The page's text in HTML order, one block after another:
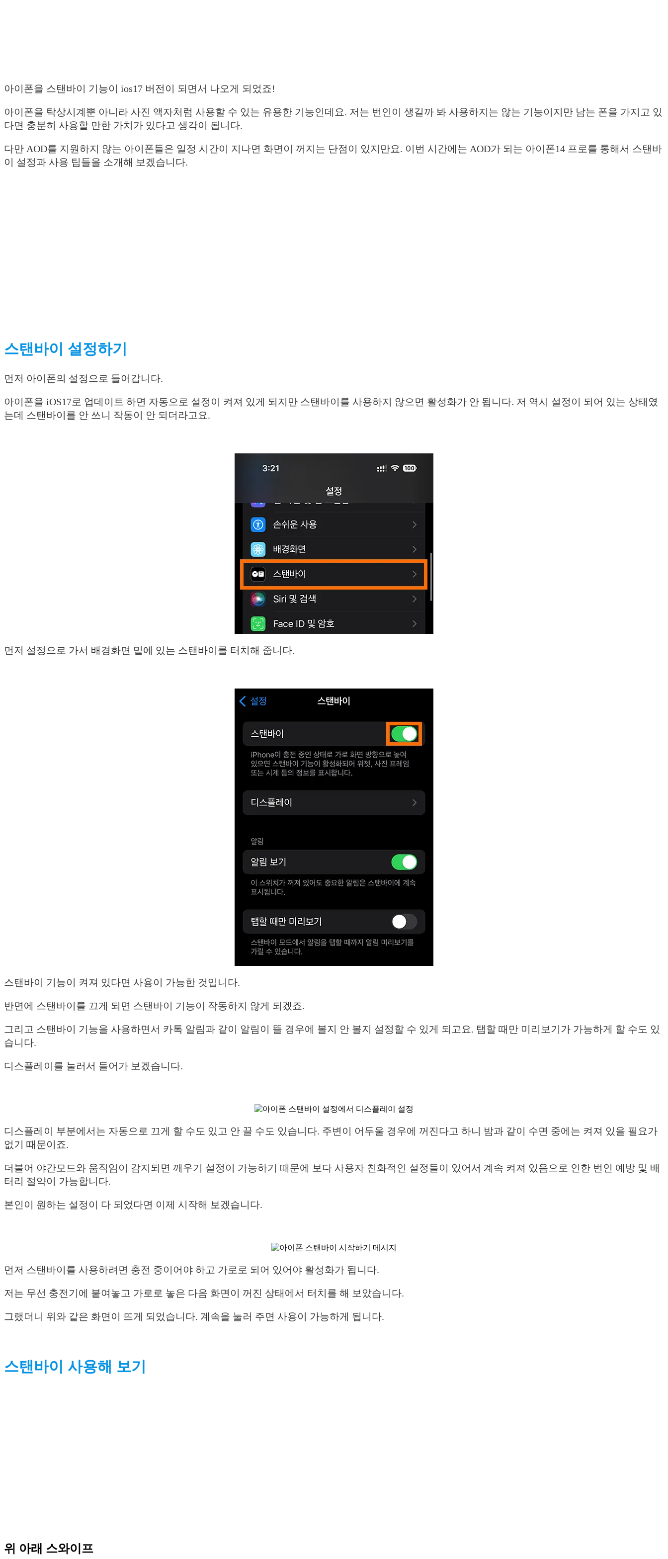
아이폰을 스탠바이 기능이 ios17 버전이 되면서 나오게 되었죠!
아이폰을 탁상시계뿐 아니라 사진 액자처럼 사용할 수 있는 유용한 기능인데요. 저는 번인이 생길까 봐 사용하지는 않는 기능이지만 남는 폰을 가지고 있
다면 충분히 사용할 만한 가치가 있다고 생각이 됩니다.
다만 AOD를 지원하지 않는 아이폰들은 일정 시간이 지나면 화면이 꺼지는 단점이 있지만요. 이번 시간에는 AOD가 되는 아이폰14 프로를 통해서 스탠바
이 설정과 사용 팁들을 소개해 보겠습니다.
스탠바이 설정하기
먼저 아이폰의 설정으로 들어갑니다.
아이폰을 iOS17로 업데이트 하면 자동으로 설정이 켜져 있게 되지만 스탠바이를 사용하지 않으면 활성화가 안 됩니다. 저 역시 설정이 되어 있는 상태였
는데 스탠바이를 안 쓰니 작동이 안 되더라고요.
먼저 설정으로 가서 배경화면 밑에 있는 스탠바이를 터치해 줍니다.
스탠바이 기능이 켜져 있다면 사용이 가능한 것입니다.
반면에 스탠바이를 끄게 되면 스탠바이 기능이 작동하지 않게 되겠죠.
그리고 스탠바이 기능을 사용하면서 카톡 알림과 같이 알림이 뜰 경우에 볼지 안 볼지 설정할 수 있게 되고요. 탭할 때만 미리보기가 가능하게 할 수도 있
습니다.
디스플레이를 눌러서 들어가 보겠습니다.
디스플레이 부분에서는 자동으로 끄게 할 수도 있고 안 끌 수도 있습니다. 주변이 어두울 경우에 꺼진다고 하니 밤과 같이 수면 중에는 켜져 있을 필요가
없기 때문이죠.
더불어 야간모드와 움직임이 감지되면 깨우기 설정이 가능하기 때문에 보다 사용자 친화적인 설정들이 있어서 계속 켜져 있음으로 인한 번인 예방 및 배
터리 절약이 가능합니다.
본인이 원하는 설정이 다 되었다면 이제 시작해 보겠습니다.
먼저 스탠바이를 사용하려면 충전 중이어야 하고 가로로 되어 있어야 활성화가 됩니다.
저는 무선 충전기에 붙여놓고 가로로 놓은 다음 화면이 꺼진 상태에서 터치를 해 보았습니다.
그랬더니 위와 같은 화면이 뜨게 되었습니다. 계속을 눌러 주면 사용이 가능하게 됩니다.
스탠바이 사용해 보기
위 아래 스와이프